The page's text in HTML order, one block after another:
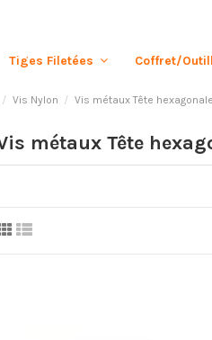
Tiges Filetées Coffret/
Vis Nylon Vis métaux Tête
métaux Tête